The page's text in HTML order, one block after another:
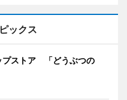
ックス
プストア 「どうぶつの